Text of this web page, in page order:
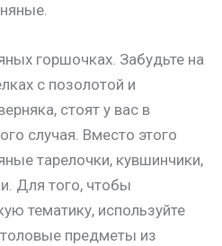
горшочках. Забудьте на
с позолотой и
стоят у вас в
случая. Вместо этого
тарелочки, кувшинчики,
Для того, чтобы
тематику, используйте
предметы из